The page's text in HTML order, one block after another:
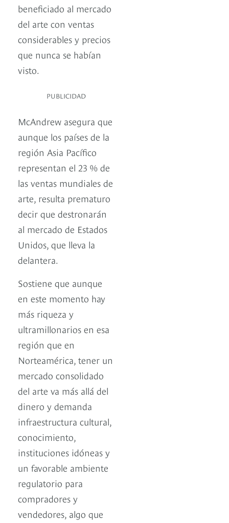
beneficiado al mercado
del arte con ventas
considerables y precios
que nunca se habían
visto.
PUBLICIDAD
McAndrew asegura que
aunque los países de la
región Asia Pacífico
representan el 23 % de
las ventas mundiales de
arte, resulta prematuro
decir que destronarán
al mercado de Estados
Unidos, que lleva la
delantera.
Sostiene que aunque
en este momento hay
más riqueza y
ultramillonarios en esa
región que en
Norteamérica, tener un
mercado consolidado
del arte va más allá del
dinero y demanda
infraestructura cultural,
conocimiento,
instituciones idóneas y
un favorable ambiente
regulatorio para
compradores y
vendedores, algo que